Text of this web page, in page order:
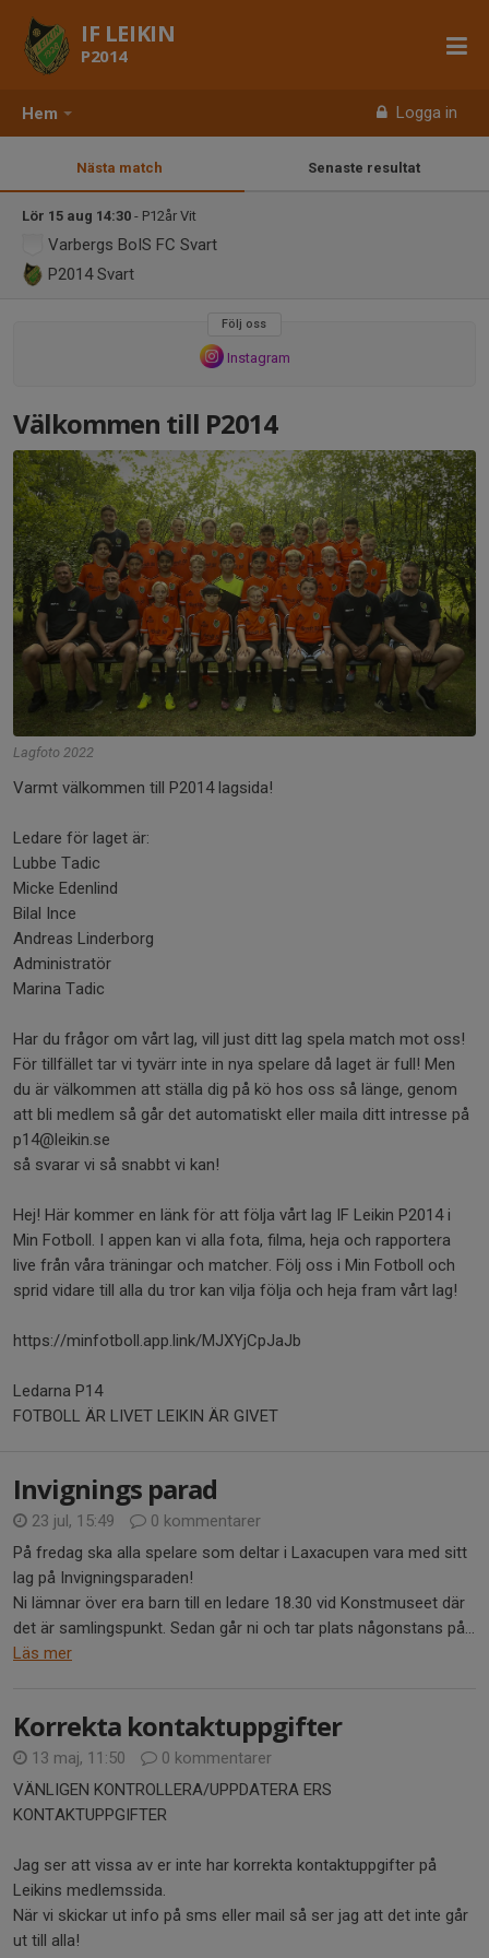
Hem Logga in
IF LEIKIN
P2014
Nästa match Senaste resultat
Lör 15 aug 14:30 - P12år Vit
Varbergs BoIS FC Svart
P2014Svart
Följ oss
Instagram
Välkommen till P2014
Lagfoto 2022
Varmt välkommen till P2014 lagsida!
Ledare för laget är:
Lubbe Tadic
Micke Edenlind
Bilal Ince
Andreas Linderborg
Administratör
Marina Tadic
Har du frågor om vårt lag, vill just ditt lag spela match mot oss!
För tillfället tar vi tyvärr inte in nya spelare då laget är full! Men
du är välkommen att ställa dig på kö hos oss så länge, genom
att bli medlem så går det automatiskt eller maila ditt intresse på
p14@leikin.se
så svarar vi så snabbt vi kan!
Hej! Här kommer en länk för att följa vårt lag IF Leikin P2014 i
Min Fotboll. I appen kan vi alla fota, filma, heja och rapportera
live från våra träningar och matcher. Följ oss i Min Fotboll och
sprid vidare till alla du tror kan vilja följa och heja fram vårt lag!
https://minfotboll.app.link/MJXYjCpJaJb
Ledarna P14
FOTBOLL ÄR LIVET LEIKIN ÄR GIVET
Invignings parad
23 jul, 15:49
0 kommentarer
På fredag ska alla spelare som deltar i Laxacupen vara med sitt
lag på Invigningsparaden!
Ni lämnar över era barn till en ledare 18.30 vid Konstmuseet där
det är samlingspunkt. Sedan går ni och tar plats någonstans på...
Läs mer
Korrekta kontaktuppgifter
13 maj, 11:50
0 kommentarer
VÄNLIGEN KONTROLLERA/UPPDATERA ERS
KONTAKTUPPGIFTER
Jag ser att vissa av er inte har korrekta kontaktuppgifter på
Leikins medlemssida.
När vi skickar ut info på sms eller mail så ser jag att det inte går
ut till alla!